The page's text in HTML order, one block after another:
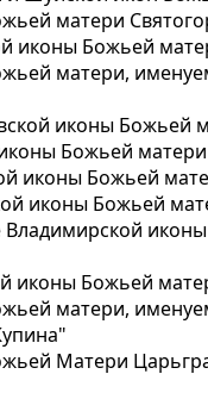
матери
иконы Божьей
матери,
иконы Божьей
Божьей матери
иконы Божьей
иконы Божьей
Владимирской
иконы Божьей
матери,
Матери